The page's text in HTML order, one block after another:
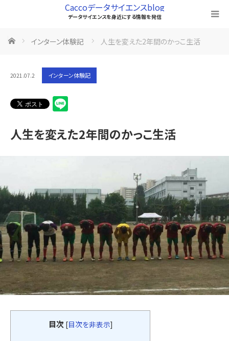
Caccoデータサイエンスblog
データサイエンスを身近にする情報を発信
ホーム インターン体験記 人生を変えた2年間のかっこ生活
2021.07.2 インターン体験記
人生を変えた2年間のかっこ生活
目次 [目次を非表示]